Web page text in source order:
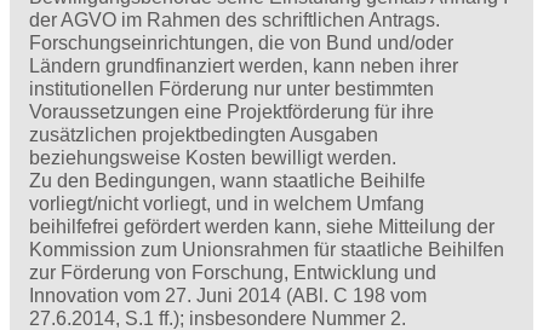
der AGVO im Rahmen des schriftlichen Antrags.
Forschungseinrichtungen, die von Bund und/oder
Ländern grundfinanziert werden, kann neben ihrer
institutionellen Förderung nur unter bestimmten
Voraussetzungen eine Projektförderung für ihre
zusätzlichen projektbedingten Ausgaben
beziehungsweise Kosten bewilligt werden.
Zu den Bedingungen, wann staatliche Beihilfe
vorliegt/nicht vorliegt, und in welchem Umfang
beihilfefrei gefördert werden kann, siehe Mitteilung der
Kommission zum Unionsrahmen für staatliche Beihilfen
zur Förderung von Forschung, Entwicklung und
Innovation vom 27. Juni 2014 (ABl. C 198 vom
27.6.2014, S.1 ff.); insbesondere Nummer 2.